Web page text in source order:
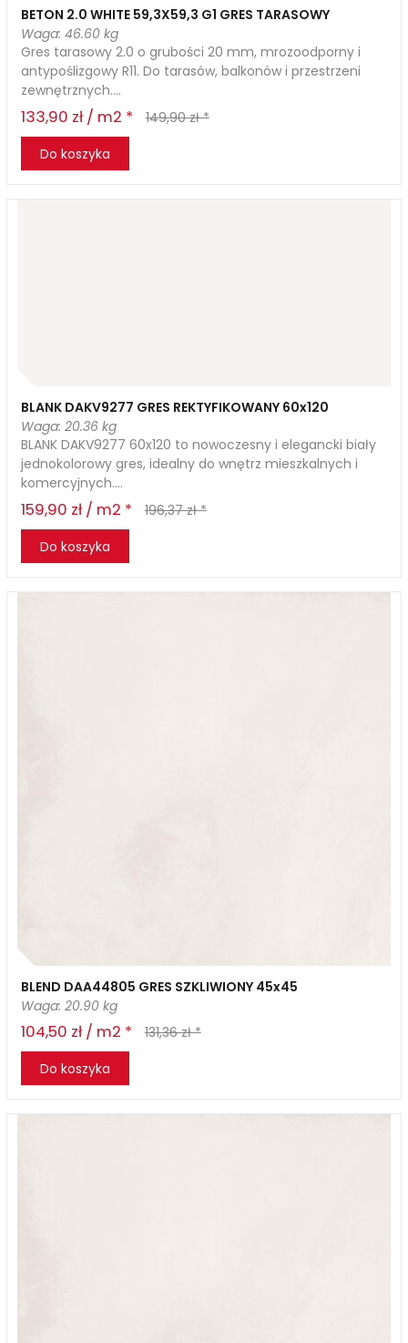
BETON 2.0 WHITE 59,3X59,3 G1 GRES TARASOWY
Waga: 46.60 kg
Gres tarasowy 2.0 o grubości 20 mm, mrozoodporny i
antypoślizgowy R11. Do tarasów, balkonów i przestrzeni
zewnętrznych....
133,90 zł / m2 *
149,90 zł *
Do koszyka
BLANK DAKV9277 GRES REKTYFIKOWANY 60x120
Waga: 20.36 kg
BLANK DAKV9277 60x120 to nowoczesny i elegancki biały
jednokolorowy gres, idealny do wnętrz mieszkalnych i
komercyjnych....
159,90 zł / m2 *
196,37 zł *
Do koszyka
BLEND DAA44805 GRES SZKLIWIONY 45x45
Waga: 20.90 kg
104,50 zł / m2 *
131,36 zł *
Do koszyka